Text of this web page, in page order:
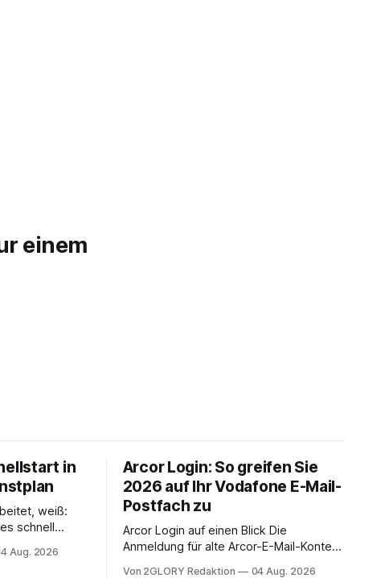
einem
in
weiß:
schnell
dienstpläne,
Aug. 2026
Arcor Login: So greifen Sie
2026 auf Ihr Vodafone E-Mail-
Postfach zu
Arcor Login auf einen Blick Die
Anmeldung für alte Arcor-E-Mail-Konten
Von 2GLORY Redaktion 04 Aug. 2026